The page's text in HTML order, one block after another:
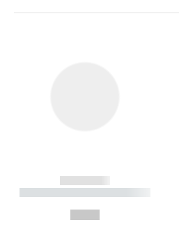
------------
----------- ----------- --------